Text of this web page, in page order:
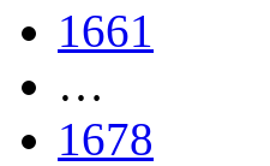
1661
…
1678